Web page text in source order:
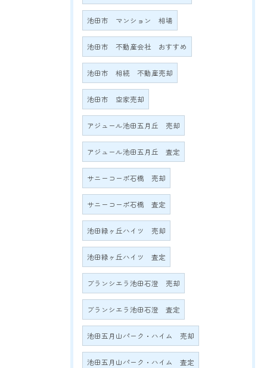
池田市 マンション 相場
池田市 不動産会社 おすすめ
池田市 相続 不動産売却
池田市 空家売却
アジュール池田五月丘 売却
アジュール池田五月丘 査定
サニーコーポ石橋 売却
サニーコーポ石橋 査定
池田緑ヶ丘ハイツ 売却
池田緑ヶ丘ハイツ 査定
ブランシエラ池田石澄 売却
ブランシエラ池田石澄 査定
池田五月山パーク・ハイム 売却
池田五月山パーク・ハイム 査定